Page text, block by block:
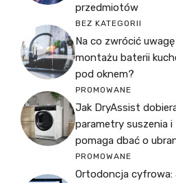
przedmiotów
BEZ KATEGORII
Na co zwrócić
montażu baterii
pod oknem?
PROMOWANE
Jak DryAssist
parametry suszenia i
pomaga dbać o
PROMOWANE
Ortodoncja cyfrowa: